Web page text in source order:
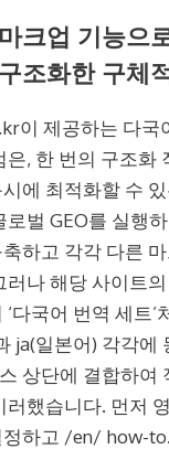
크업 기능으
조화한 구체
이 제공하는 다국
은, 한 번의 구조화
에 최적화할 수
로벌 GEO를 실행
하고 각각 다른
러나 해당 사이트
다국어 번역 세트’
ja(일본어) 각각에
상단에 결합하여
러했습니다. 먼저
정하고 /en/ how-